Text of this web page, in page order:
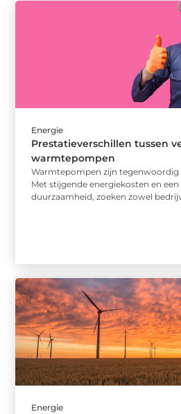
Energie
Prestatieverschillen tussen
warmtepompen
Warmtepompen zijn tegenwoordig
Met stijgende energiekosten en
duurzaamheid, zoeken zowel
Energie